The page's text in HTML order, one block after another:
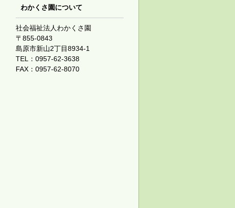
わかくさ園について
社会福祉法人わかくさ園
〒855-0843
島原市新山2丁目8934-1
TEL：0957-62-3638
FAX：0957-62-8070